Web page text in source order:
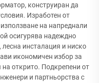
конструиран да
Изработен от
на напреднали
осигурява надеждно
инсталация и ниско
икономичен избор за
на открито. Подкрепени от
и партньорства с